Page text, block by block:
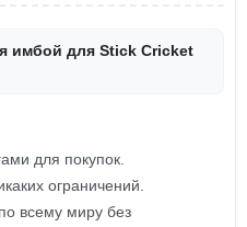
имбой для Stick Cricket
для покупок.
ограничений.
всему миру без